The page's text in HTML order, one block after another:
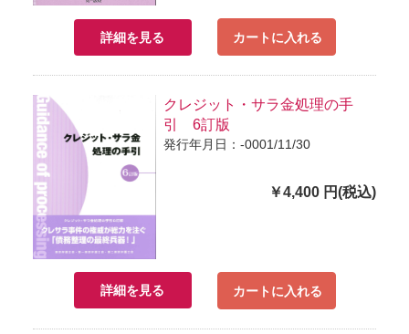
詳細を見る カートに入れる
クレジット・サラ金処理の手
引 6訂版
発行年月日：-0001/11/30
￥4,400 円(税込)
詳細を見る カートに入れる